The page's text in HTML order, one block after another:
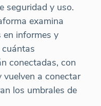
seguridad y uso.
examina
informes y
conectadas, con
vuelven a conectar
los umbrales de